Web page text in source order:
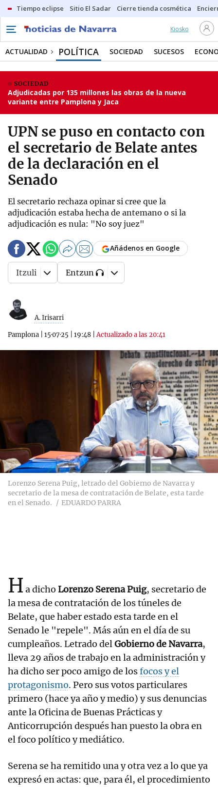
Tiempo eclipse Sitio El Sadar Cierre tienda cosmética
Kiosko
ACTUALIDAD POLÍTICA SOCIEDAD SUCESOS
SOCIEDAD
Adjudicadas por 135 millones las obras de la nueva
variante entre Pamplona y Jaca
UPN se puso en contacto con
el secretario de Belate antes
de la declaración en el
Senado
El secretario rechaza opinar si cree que la
adjudicación estaba hecha de antemano o si la
adjudicación es nula: "No soy juez"
A. Irisarri
Pamplona 15·07·25 19:48 |Actualizado a las 20:41
Añádenos en Google
Itzuli Entzun
Lorenzo Serena Puig, letrado del Gobierno de Navarra y
secretario de la mesa de contratación de Belate, esta tarde
en el Senado.
EDUARDO PARRA
H a dicho Lorenzo Serena Puig, secretario de
la mesa de contratación de los túneles de
Belate, que haber estado esta tarde en el
Senado le "repele". Más aún en el día de su
cumpleaños. Letrado delGobierno de Navarra,
lleva 29 años de trabajo en la administración y
ha dicho ser poco amigo de losfocos y el
protagonismo. Pero sus votos particulares
primero (hace ya año y medio) y sus denuncias
ante la Oficina de Buenas Prácticas y
Anticorrupción después han puesto la obra en
el foco político y mediático.
Serena se ha remitido una y otra vez a lo que ya
expresó en actas: que, para él, el procedimiento